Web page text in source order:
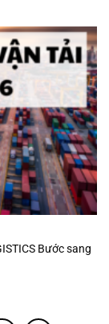
Bước sang